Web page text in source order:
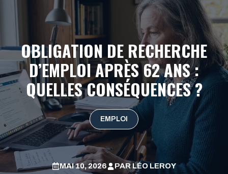
OBLIGATION DE RECHERCHE
D’EMPLOI APRÈS 62 ANS :
QUELLES CONSÉQUENCES ?
EMPLOI
MAI 10, 2026 PARLÉO LEROY